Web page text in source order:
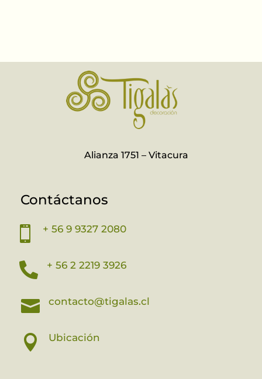
Alianza 1751 – Vitacura
Contáctanos
 + 56 9 9327 2080
 + 56 2 2219 3926
 contacto@tigalas.cl
 Ubicación